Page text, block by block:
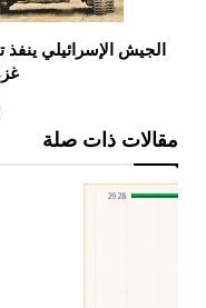
الجيش الإسرائيلي
مقالات ذات صلة